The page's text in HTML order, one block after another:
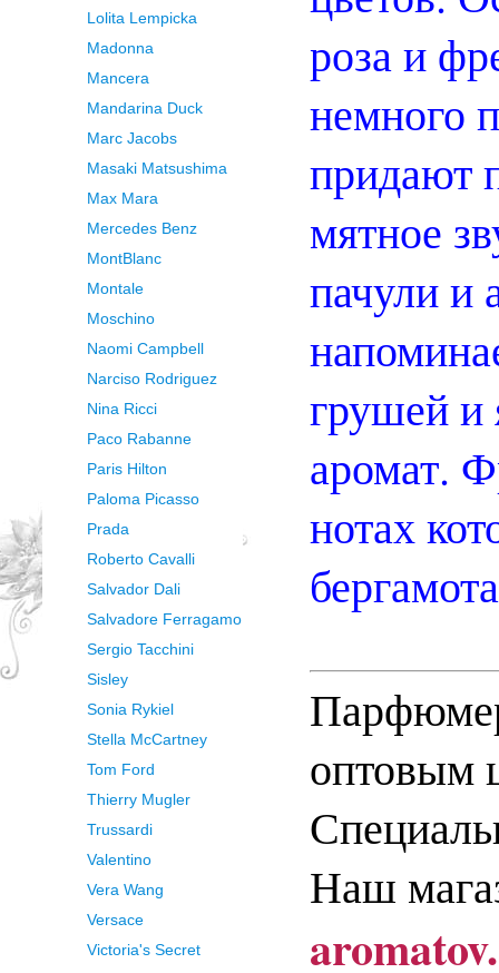
Lolita Lempicka
Madonna
Mancera
Mandarina Duck
Marc Jacobs
Masaki Matsushima
Max Mara
Mercedes Benz
MontBlanc
Montale
Moschino
Naomi Campbell
Narciso Rodriguez
Nina Ricci
Paco Rabanne
Paris Hilton
Paloma Picasso
Prada
Roberto Cavalli
Salvador Dali
Salvadore Ferragamo
Sergio Tacchini
Sisley
Sonia Rykiel
Stella McCartney
Tom Ford
Thierry Mugler
Trussardi
Valentino
Vera Wang
Versace
Victoria's Secret
роза и
немного
придают
мятное
пачули и
грушей и
аромат.
нотах
оптовым
Наш